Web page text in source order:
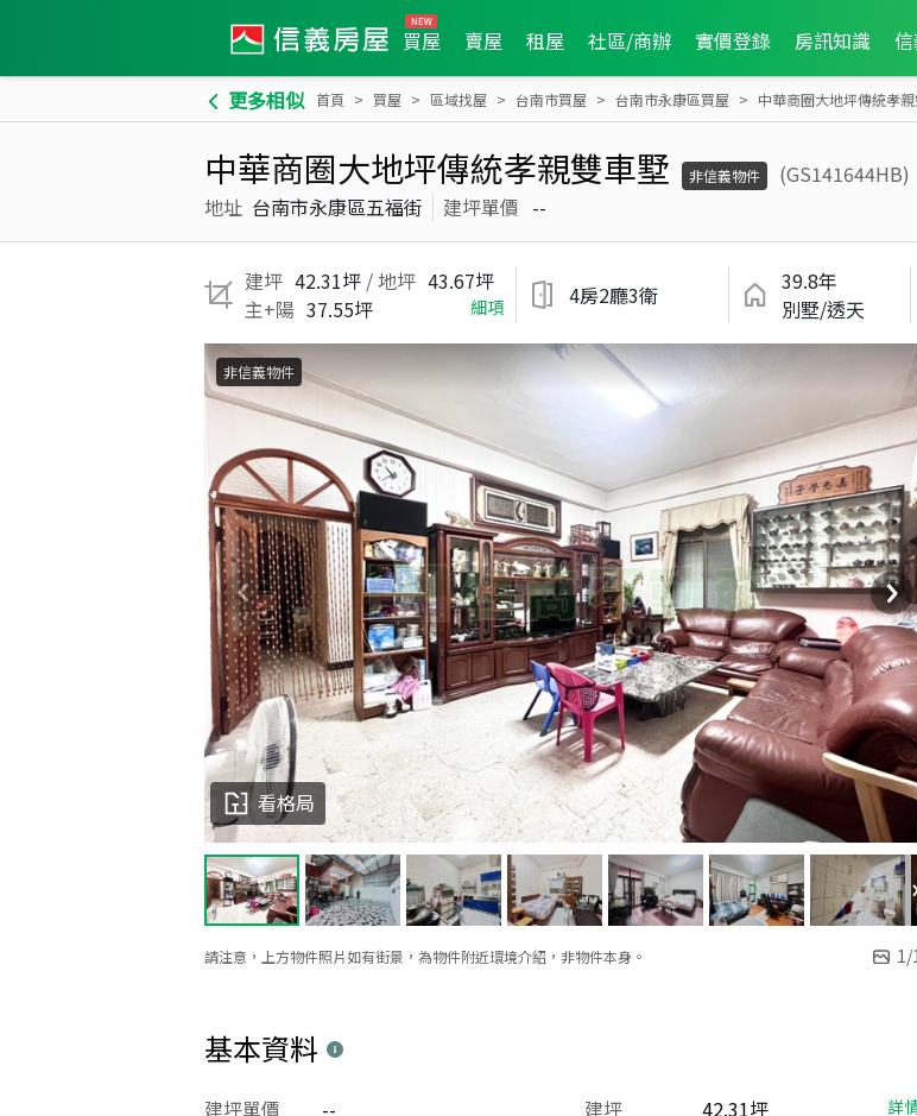
買屋 賣屋 租屋 社區/商辦 實價登錄 房訊知識
更多相似 首頁 買屋 區域找屋 台南市買屋 台南市永康區買屋 中華商圈大地坪傳統孝
中華商圈大地坪傳統孝親雙車墅 非信義物件
(GS141644HB)
地址 台南市永康區五福街 建坪單價 --
建坪 42.31坪 / 地坪 43.67坪
主+陽 37.55坪 細項 4房2廳3衛
39.8年
別墅/透天
請注意，上方物件照片如有街景，為物件附近環境介紹，非物件本身。 1/
看格局
非信義物件
基本資料
建坪 42.31坪 詳
建坪單價 --